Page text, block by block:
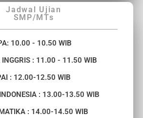
Jadwal Ujian
SMP/MTs
10.00 - 10.50 WIB
INGGRIS : 11.00 - 11.50 WIB
: 12.00-12.50 WIB
: 13.00-13.50 WIB
: 14.00-14.50 WIB